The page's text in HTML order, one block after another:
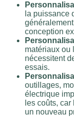
la puissance
conception
matériaux ou
nécessitent
essais.
outillages,
électrique
les coûts,
un nouveau